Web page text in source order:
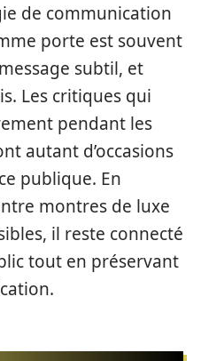
de communication
porte est souvent
subtil, et
Les critiques qui
pendant les
autant d’occasions
publique. En
montres de luxe
il reste connecté
tout en préservant